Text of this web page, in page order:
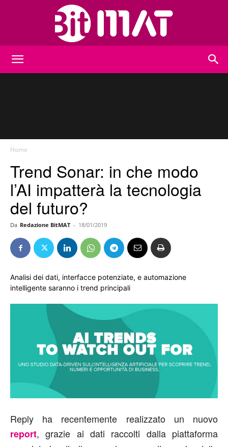
Home
Trend Sonar: in che modo
l’AI impatterà la tecnologia
del futuro?
Da Redazione BitMAT - 18/01/2019
Analisi dei dati, interfacce potenziate, e automazione
intelligente saranno i trend principali
Reply ha recentemente realizzato un nuovo
report, grazie ai dati raccolti dalla piattaforma